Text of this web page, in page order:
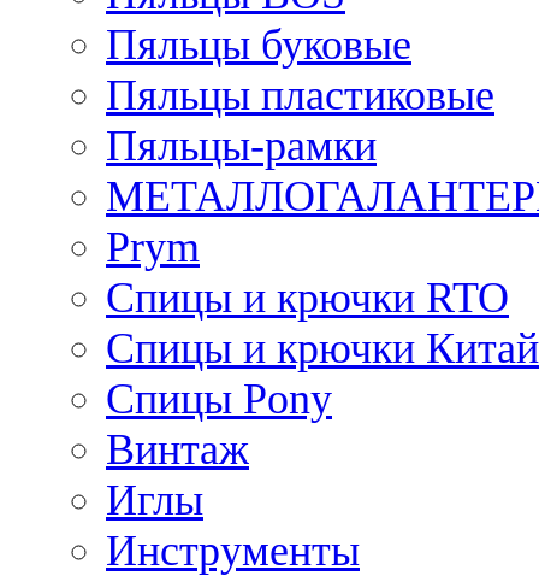
Пяльцы буковые
Пяльцы пластиковые
Пяльцы-рамки
Prym
Спицы и крючки RTO
Спицы и крючки Китай
Спицы Pony
Винтаж
Иглы
Инструменты